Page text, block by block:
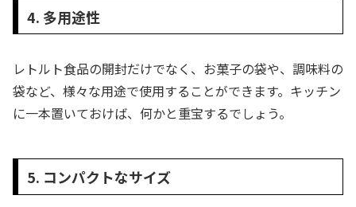
4. 多用途性
レトルト食品の開封だけでなく、お菓子の袋や、調味料の
袋など、様々な用途で使用することができます。キッチン
に一本置いておけば、何かと重宝するでしょう。
5. コンパクトなサイズ